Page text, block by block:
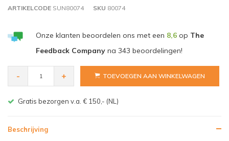
ARTIKELCODE SUN80074 SKU 80074
Onze klanten beoordelen ons met een 8,6op The
Feedback Companyna 343 beoordelingen!
- + TOEVOEGEN AAN WINKELWAGEN
Gratis bezorgen v.a. € 150,- (NL)
Beschrijving